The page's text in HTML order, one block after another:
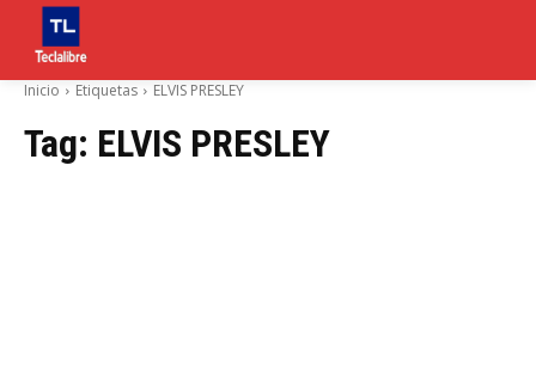
Inicio Etiquetas ELVIS PRESLEY
Tag: ELVIS PRESLEY